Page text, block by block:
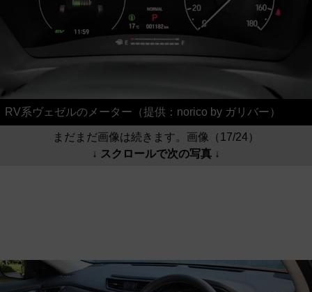
RV系ヴェゼルのメーター（提供：norico by ガリバー）
まだまだ画像は続きます。画像（17/24）
↓ スクロールで次の写真 ↓